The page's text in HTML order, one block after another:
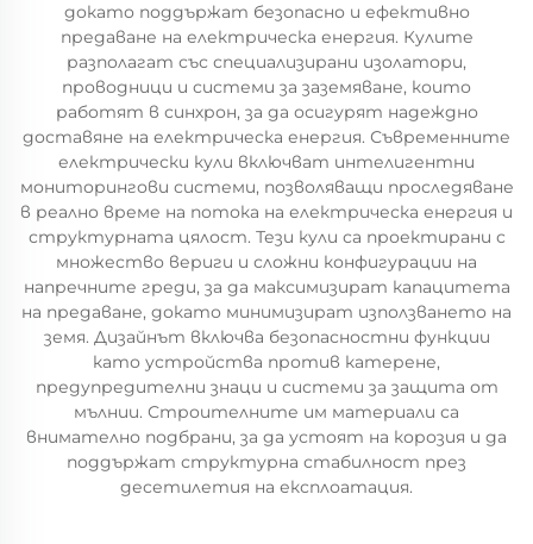
докато поддържат безопасно и ефективно
предаване на електрическа енергия. Кулите
разполагат със специализирани изолатори,
проводници и системи за заземяване, които
работят в синхрон, за да осигурят надеждно
доставяне на електрическа енергия. Съвременните
електрически кули включват интелигентни
мониторингови системи, позволяващи проследяване
в реално време на потока на електрическа енергия и
структурната цялост. Тези кули са проектирани с
множество вериги и сложни конфигурации на
напречните греди, за да максимизират капацитета
на предаване, докато минимизират използването на
земя. Дизайнът включва безопасностни функции
като устройства против катерене,
предупредителни знаци и системи за защита от
мълнии. Строителните им материали са
внимателно подбрани, за да устоят на корозия и да
поддържат структурна стабилност през
десетилетия на експлоатация.